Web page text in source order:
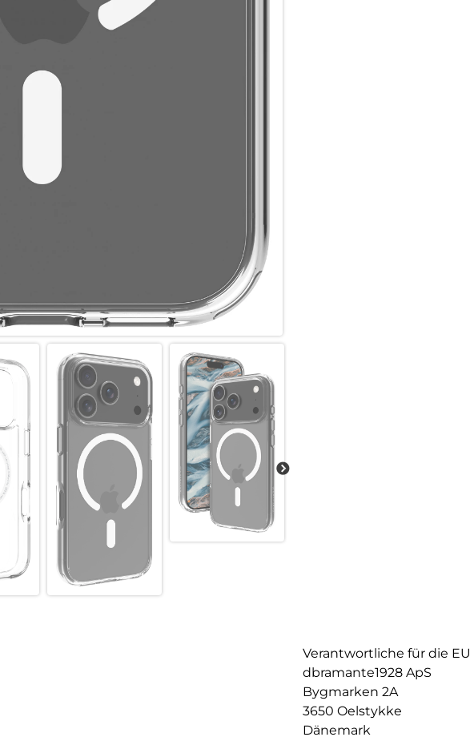
Verantwortliche für die EU
dbramante1928 ApS
Bygmarken 2A
3650 Oelstykke
Dänemark